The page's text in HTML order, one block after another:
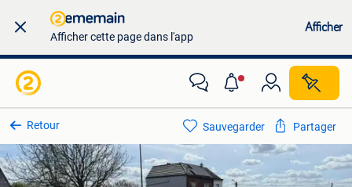
Afficher cette page dans l'app
Afficher
Retour Sauvegarder Partager